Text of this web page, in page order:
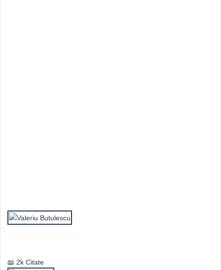
2k Citate